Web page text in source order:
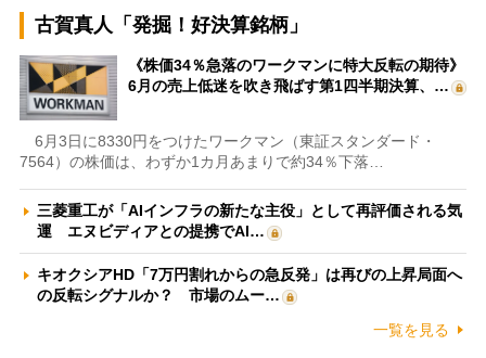
古賀真人「発掘！好決算銘柄」
《株価34％急落のワークマンに特大反転の期待》
6月の売上低迷を吹き飛ばす第1四半期決算、…
6月3日に8330円をつけたワークマン（東証スタンダード・
7564）の株価は、わずか1カ月あまりで約34％下落…
三菱重工が「AIインフラの新たな主役」として再評価される気
運 エヌビディアとの提携でAI…
キオクシアHD「7万円割れからの急反発」は再びの上昇局面へ
の反転シグナルか？ 市場のムー…
一覧を見る